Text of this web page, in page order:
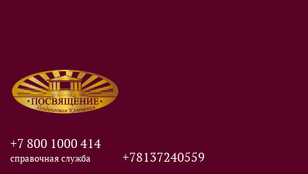
+7 800 1000 414
справочная служба +78137240559